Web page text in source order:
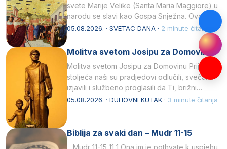
svete Marije Velike (Santa Maria Maggiore) u
narodu se slavi kao Gospa Snježna. Ovaj
naziv, Sancta Maria…
05.08.2026. · SVETAC DANA · 2 minute čitanja
Molitva svetom Josipu za Domovinu
Molitva svetom Josipu za Domovinu Prije tri
stoljeća naši su pradjedovi odlučili, svečano
izjavili i službeno proglasili da Ti, brižni
Poočime Isusov,…
05.08.2026. · DUHOVNI KUTAK · 3 minute čitanja
Biblija za svaki dan – Mudr 11-15
Mudr 11-15 11 1 Ona im je pothvate k uspjehu